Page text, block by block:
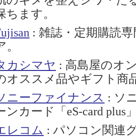
ちます。
: 雑誌・定期購読
。
カシマヤ : 高島屋のオ
オススメ品やギフト商
ニーファイナンス : ソ
ンカード「eS-card plus
レコム : パソコン関連